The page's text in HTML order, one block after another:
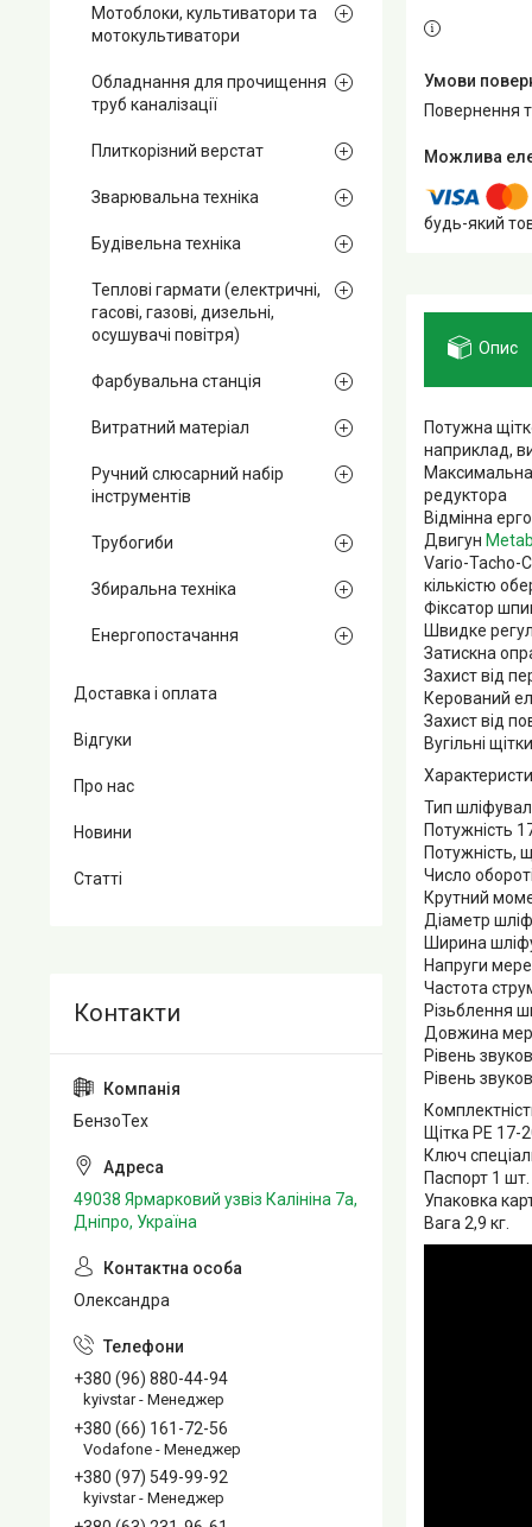
повернення
будь-який
Опис
Потужна
наприклад,
Максимальна
редуктора
Відмінна
Двигун
Vario-Tacho-
кількістю
Фіксатор
Швидке
Затискна
Захист від
Керований
Захист від
Вугільні
Тип
Потужність
Потужність,
Число
Крутний
Діаметр
Ширина
Напруги
Частота
Різьблення
Довжина
Рівень
Рівень
Щітка PE 17-
Ключ
Паспорт 1 шт.
Упаковка
Вага 2,9 кг.
Мотоблоки, культиватори та
мотокультиватори
Обладнання для прочищення
труб каналізації
Плиткорізний верстат
Зварювальна техніка
Будівельна техніка
Теплові гармати (електричні,
гасові, газові, дизельні,
осушувачі повітря)
Фарбувальна станція
Витратний матеріал
Ручний слюсарний набір
інструментів
Трубогиби
Збиральна техніка
Енергопостачання
Доставка і оплата
Відгуки
Про нас
Новини
Статті
БензоТех
49038 Ярмарковий узвіз Калініна 7а,
Дніпро, Україна
Олександра
+380 (96) 880-44-94
kyivstar - Менеджер
+380 (66) 161-72-56
Vodafone - Менеджер
+380 (97) 549-99-92
kyivstar - Менеджер